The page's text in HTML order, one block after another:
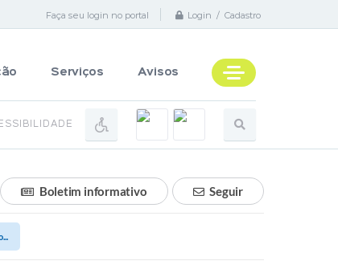
Faça seu login no portal Login / Cadastro
Serviços Avisos
Seguir
Boletim informativo